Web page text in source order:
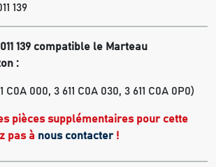
139
139 compatible le Marteau
:
C0A 000, 3 611 C0A 030, 3 611 C0A 0P0)
pièces supplémentaires pour cette
pas à nous contacter!